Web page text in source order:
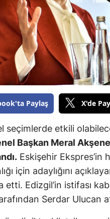
Bilecik
Bingöl
Bitlis
Bolu
Burdur
Bursa
Çanakkale
Çankırı
Çorum
Denizli
Paylaş X'de
seçimlerde etkili
Başkan Meral
Eskişehir Ekspres’in
için adaylığını
etti. Edizgil’in istifası
Serdar Ulucan